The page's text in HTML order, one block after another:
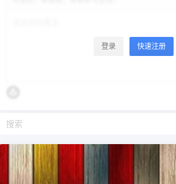
登录 快速注册